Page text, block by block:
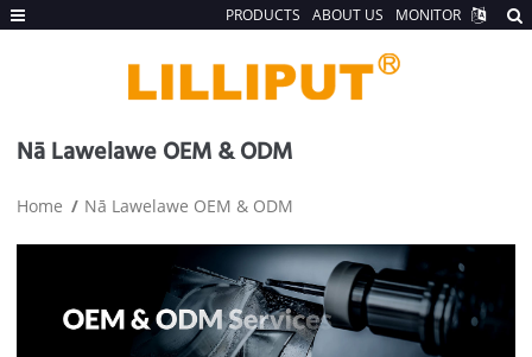
Nā Lawelawe OEM & ODM
Home Nā Lawelawe OEM & ODM
PRODUCTS ABOUT US MONITOR